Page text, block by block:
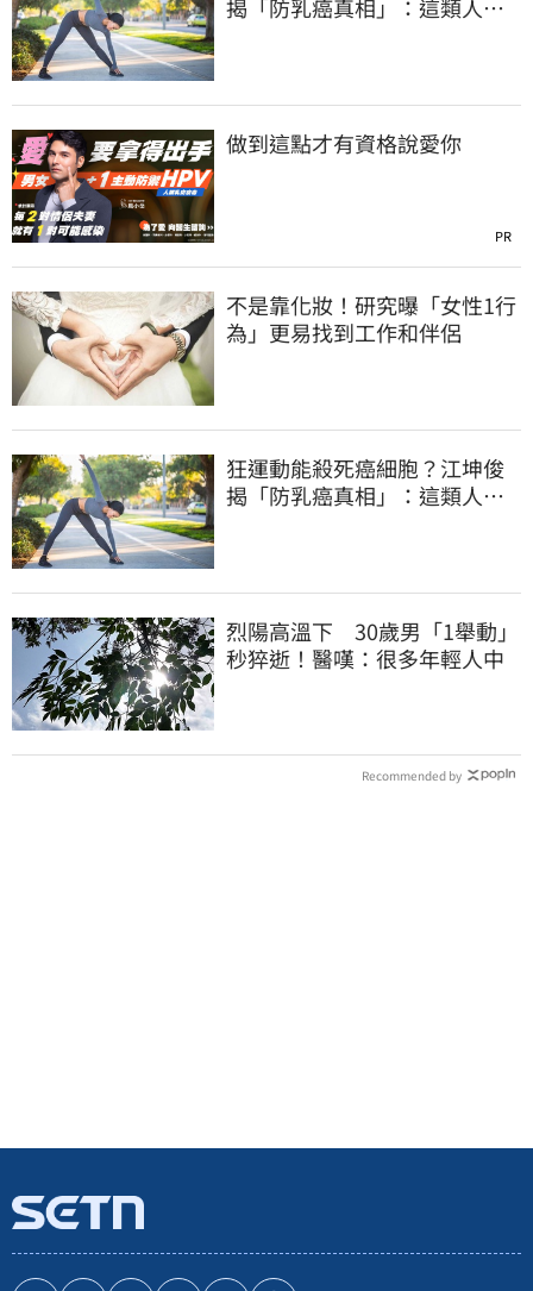
揭「防乳癌真相」：這類人可
做到這點才有資格說愛你
PR
不是靠化妝！研究曝「女性1行
為」更易找到工作和伴侶
狂運動能殺死癌細胞？江坤俊
揭「防乳癌真相」：這類人可
烈陽高溫下 30歲男「1舉動」
秒猝逝！醫嘆：很多年輕人中
Recommended by